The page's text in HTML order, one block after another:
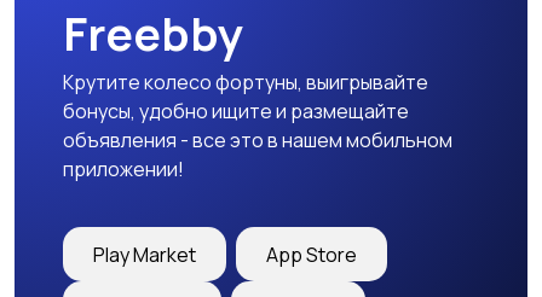
Другое
Freebby
Крутите колесо фортуны, выигрывайте
бонусы, удобно ищите и размещайте
объявления - все это в нашем мобильном
приложении!
Play Market App Store